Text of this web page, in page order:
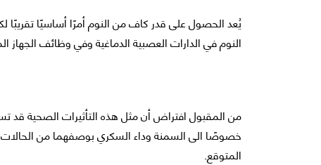
يُعد الحصول على قدر كاف من النوم أمرًا أساسيًا تقريبًا
النوم في الدارات العصبية الدماغية وفي وظائف الجهاز
من المقبول افتراض أن مثل هذه التأثيرات الصحية قد
خصوصًا الى السمنة وداء السكري بوصفهما من
المتوقع.